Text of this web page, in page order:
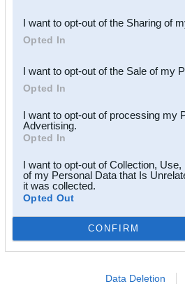
Downstream Participants
third parties.
I want to opt-out of the Sharing of
Opted In
I want to opt-out of the Sale of my
Opted In
I want to opt-out of processing my
Advertising.
Opted In
I want to opt-out of Collection,
of my Personal Data that Is
it was collected.
Opted Out
CONFIRM
Data Deletion